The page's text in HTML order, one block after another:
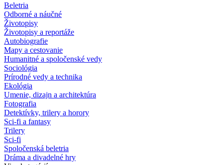
Beletria
Odborné a náučné
Životopisy
Životopisy a reportáže
Autobiografie
Mapy a cestovanie
Humanitné a spoločenské vedy
Sociológia
Prírodné vedy a technika
Ekológia
Umenie, dizajn a architektúra
Fotografia
Detektívky, trilery a horory
Sci-fi a fantasy
Trilery
Sci-fi
Spoločenská beletria
Dráma a divadelné hry